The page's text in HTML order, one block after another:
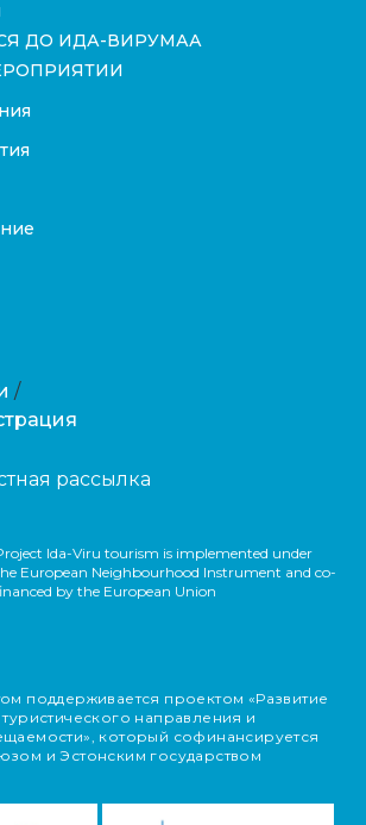
ДО ИДА-ВИРУМАА
/
рассылка
Ida-Viru tourism is implemented under
European Neighbourhood Instrument and co-
by the European Union
поддерживается проектом «Развитие
направления и
который софинансируется
и Эстонским государством